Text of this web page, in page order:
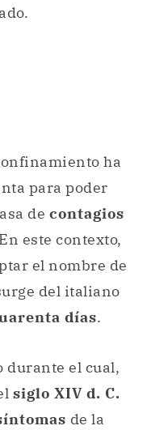
ha
para poder
de contagios
este contexto,
el nombre de
del italiano
días.
durante el cual,
siglo XIV d. C.
de la